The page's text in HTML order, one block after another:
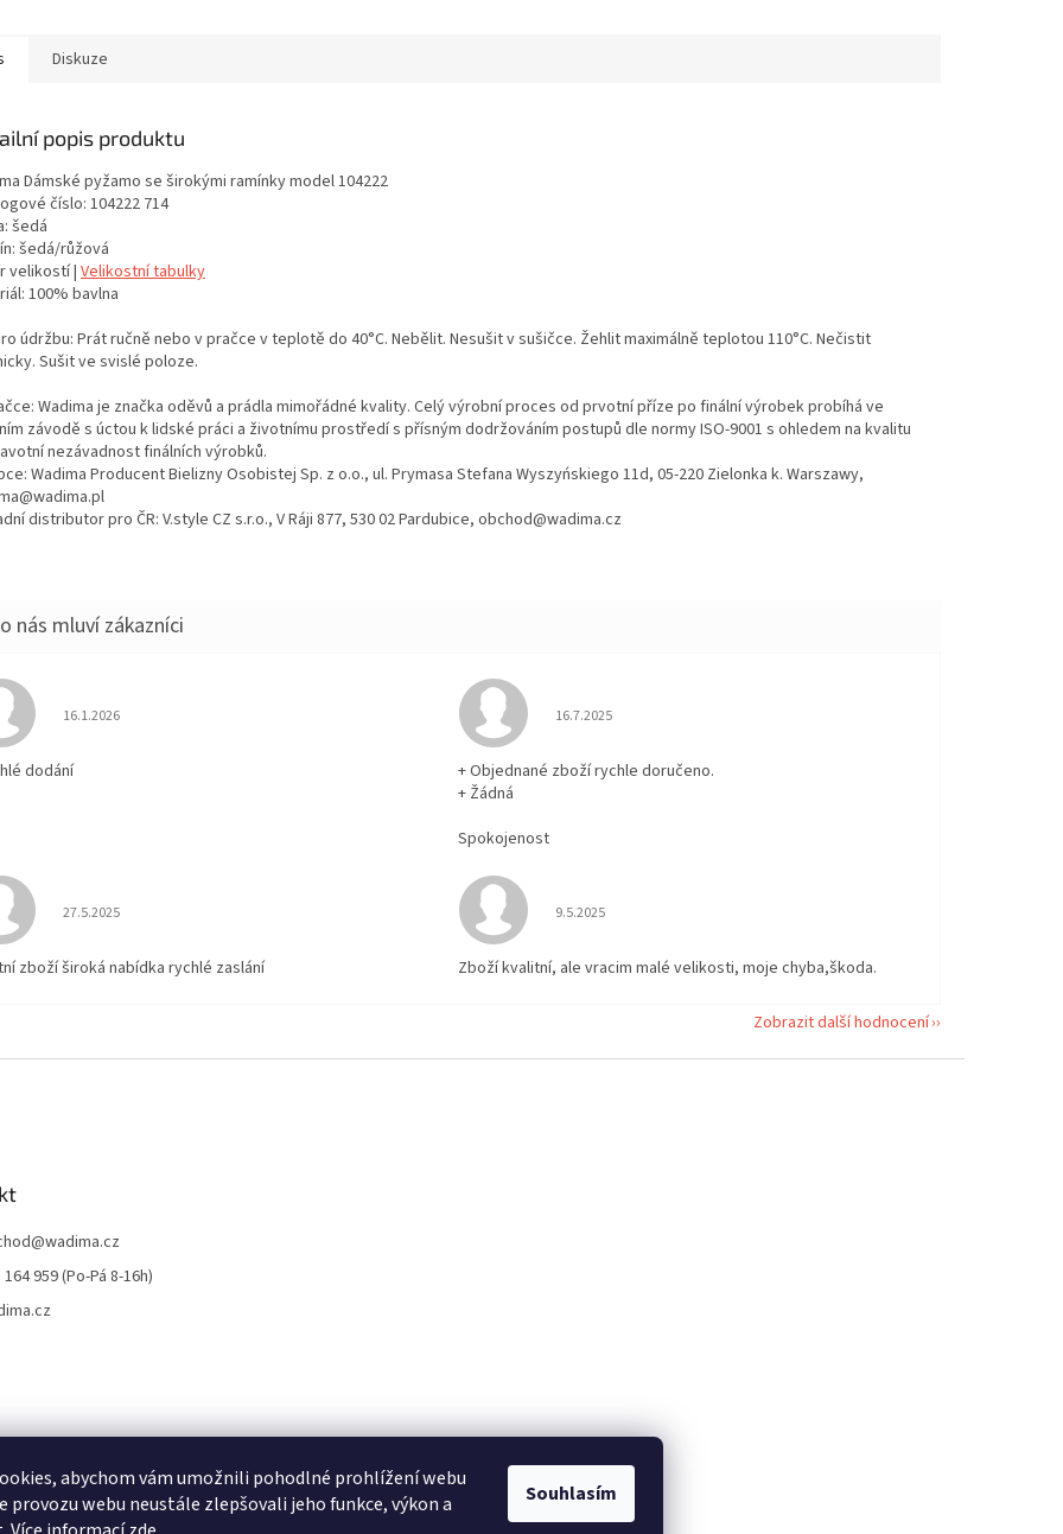
abychom vám umožnili pohodlné prohlížení webu
provozu webu neustále zlepšovali jeho funkce, výkon a
Souhlasím
Diskuze
popis produktu
Dámské pyžamo se širokými ramínky model 104222
číslo: 104222 714
šedá
šedá/růžová
velikostí |Velikostní tabulky
100% bavlna
údržbu: Prát ručně nebo v pračce v teplotě do 40°C. Nebělit. Nesušit v sušičce. Žehlit maximálně teplotou 110°C. Nečistit
Sušit ve svislé poloze.
Wadima je značka oděvů a prádla mimořádné kvality. Celý výrobní proces od prvotní příze po finální výrobek probíhá ve
závodě s úctou k lidské práci a životnímu prostředí s přísným dodržováním postupů dle normy ISO-9001 s ohledem na kvalitu
nezávadnost finálních výrobků.
Wadima Producent Bielizny Osobistej Sp. z o.o., ul. Prymasa Stefana Wyszyńskiego 11d, 05-220 Zielonka k. Warszawy,
distributor pro ČR: V.style CZ s.r.o., V Ráji 877, 530 02 Pardubice, obchod@wadima.cz
Hodnocení obchodu je 5 z 5 hvězdiček.
16.1.2026
dodání
Hodnocení obchodu je 5 z 5 hvězdiček.
16.7.2025
+ Objednané zboží rychle doručeno.
+ Žádná
Spokojenost
Hodnocení obchodu je 5 z 5 hvězdiček.
27.5.2025
zboží široká nabídka rychlé zaslání
Hodnocení obchodu je 5 z 5 hvězdiček.
9.5.2025
Zboží kvalitní, ale vracim malé velikosti, moje chyba,škoda.
Zobrazit další hodnocení
@wadima.cz
164 959 (Po-Pá 8-16h)